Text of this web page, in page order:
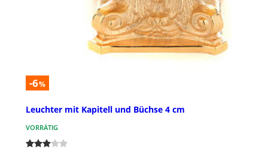
-6%
Leuchter mit Kapitell und Büchse 4 cm
VORRÄTIG